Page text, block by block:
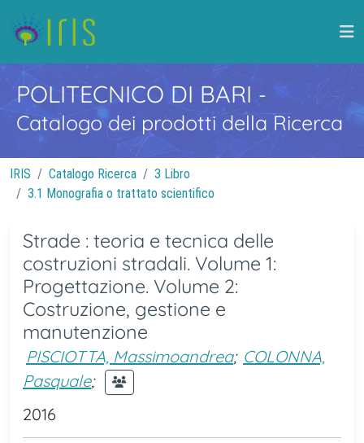
POLITECNICO DI BARI -
Catalogo dei prodotti della Ricerca
IRIS Catalogo Ricerca
3 Libro
3.1 Monografia o trattato scientifico
Strade : teoria e tecnica delle
costruzioni stradali. Volume 1:
Progettazione. Volume 2:
Costruzione, gestione e
manutenzione
PISCIOTTA, Massimoandrea; COLONNA,
Pasquale;
2016